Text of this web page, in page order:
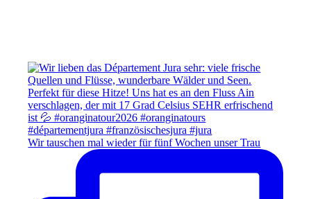
Wir tauschen mal wieder für fünf Wochen unser Trau